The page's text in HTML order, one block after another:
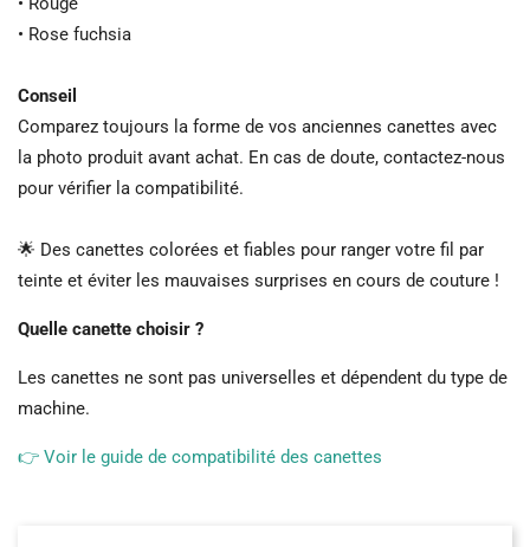
• Rose fuchsia
Conseil
Comparez toujours la forme de vos anciennes canettes avec
la photo produit avant achat. En cas de doute, contactez-nous
pour vérifier la compatibilité.
🌟 Des canettes colorées et fiables pour ranger votre fil par
teinte et éviter les mauvaises surprises en cours de couture !
Quelle canette choisir ?
Les canettes ne sont pas universelles et dépendent du type de
machine.
👉 Voir le guide de compatibilité des canettes